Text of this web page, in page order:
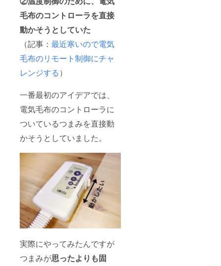
毛布のコントローラを直接
動かそうとしていた
（記事： 最近寒いので電気
毛布のリモート制御にチャ
レンジする）
一番最初のアイデアでは、
電気毛布のコントローラに
ついているつまみを直接動
かそうとしていました。
実際にやってみたんですが
つまみが思ったよりも固